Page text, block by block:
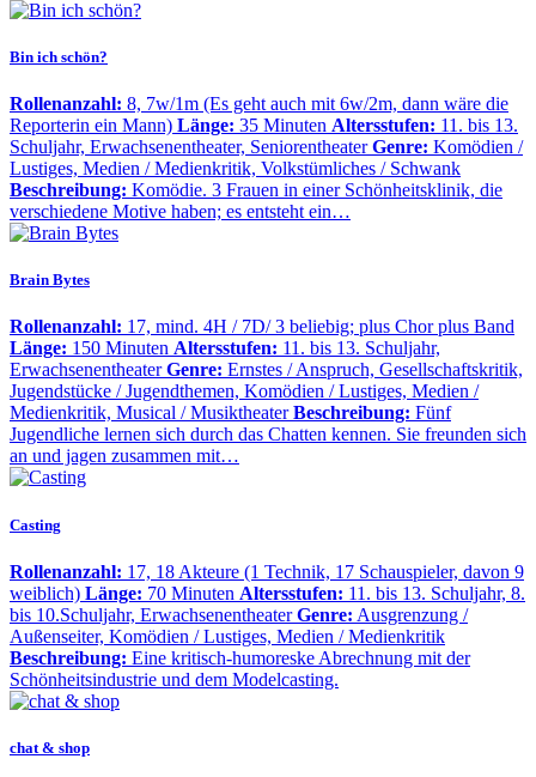
Bin ich schön?
Rollenanzahl: 8, 7w/1m (Es geht auch mit 6w/2m, dann wäre die
Reporterin ein Mann) Länge: 35 Minuten Altersstufen: 11. bis 13.
Schuljahr, Erwachsenentheater, Seniorentheater Genre: Komödien /
Lustiges, Medien / Medienkritik, Volkstümliches / Schwank
Beschreibung: Komödie. 3 Frauen in einer Schönheitsklinik, die
verschiedene Motive haben; es entsteht ein…
Brain Bytes
Rollenanzahl: 17, mind. 4H / 7D/ 3 beliebig; plus Chor plus Band
Länge: 150 Minuten Altersstufen: 11. bis 13. Schuljahr,
Erwachsenentheater Genre: Ernstes / Anspruch, Gesellschaftskritik,
Jugendstücke / Jugendthemen, Komödien / Lustiges, Medien /
Medienkritik, Musical / Musiktheater Beschreibung: Fünf
Jugendliche lernen sich durch das Chatten kennen. Sie freunden sich
an und jagen zusammen mit…
Casting
Rollenanzahl: 17, 18 Akteure (1 Technik, 17 Schauspieler, davon 9
weiblich) Länge: 70 Minuten Altersstufen: 11. bis 13. Schuljahr, 8.
bis 10.Schuljahr, Erwachsenentheater Genre: Ausgrenzung /
Außenseiter, Komödien / Lustiges, Medien / Medienkritik
Beschreibung: Eine kritisch-humoreske Abrechnung mit der
Schönheitsindustrie und dem Modelcasting.
chat & shop